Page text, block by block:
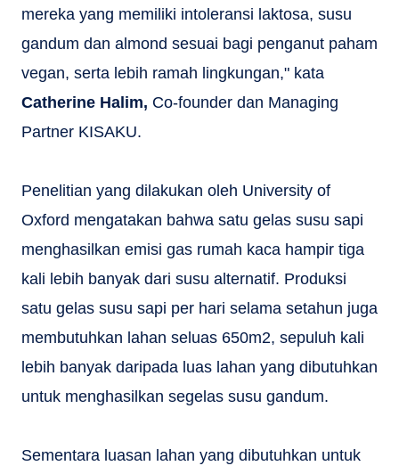
mereka yang memiliki intoleransi laktosa, susu
gandum dan almond sesuai bagi penganut paham
vegan, serta lebih ramah lingkungan," kata
Catherine Halim, Co-founder dan Managing
Partner KISAKU.
Penelitian yang dilakukan oleh University of
Oxford mengatakan bahwa satu gelas susu sapi
menghasilkan emisi gas rumah kaca hampir tiga
kali lebih banyak dari susu alternatif. Produksi
satu gelas susu sapi per hari selama setahun juga
membutuhkan lahan seluas 650m2, sepuluh kali
lebih banyak daripada luas lahan yang dibutuhkan
untuk menghasilkan segelas susu gandum.
Sementara luasan lahan yang dibutuhkan untuk